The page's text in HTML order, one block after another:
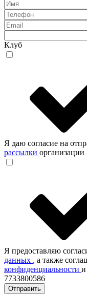
Клуб
Я даю согласие на
рассылки
Я предоставляю
данных , а также
конфиденциальности и
7733800586
Отправить